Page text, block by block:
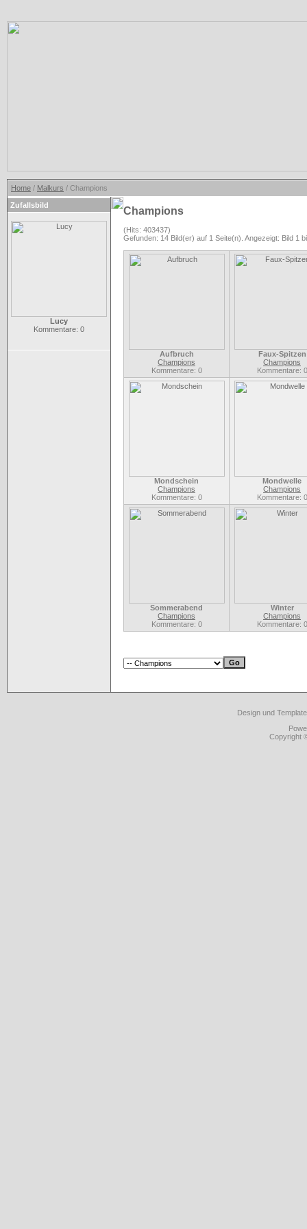
Home / Malkurs / Champions
Zufallsbild
Lucy
Kommentare: 0
Champions
(Hits: 403437)
Gefunden: 14 Bild(er) auf 1 Seite(n). Angezeigt: Bild 1
Aufbruch
Champions
Kommentare: 0
Faux-Spitzen
Champions
Kommentare: 0
Mondschein
Champions
Kommentare: 0
Mondwelle
Champions
Kommentare: 0
Sommerabend
Champions
Kommentare: 0
Winter
Champions
Kommentare: 0
Design und
Copyright